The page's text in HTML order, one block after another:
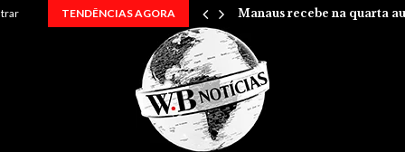
TENDÊNCIAS AGORA
em uma… Manaus recebe na quarta